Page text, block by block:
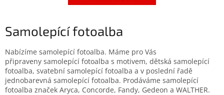
Samolepící fotoalba
Nabízíme samolepící fotoalba. Máme pro Vás
připraveny samolepící fotoalba s motivem, dětská samolepící
fotoalba, svatební samolepící fotoalba a v poslední řadě
jednobarevná samolepící fotoalba. Prodáváme samolepící
fotoalba značek Aryca, Concorde, Fandy, Gedeon a WALTHER.